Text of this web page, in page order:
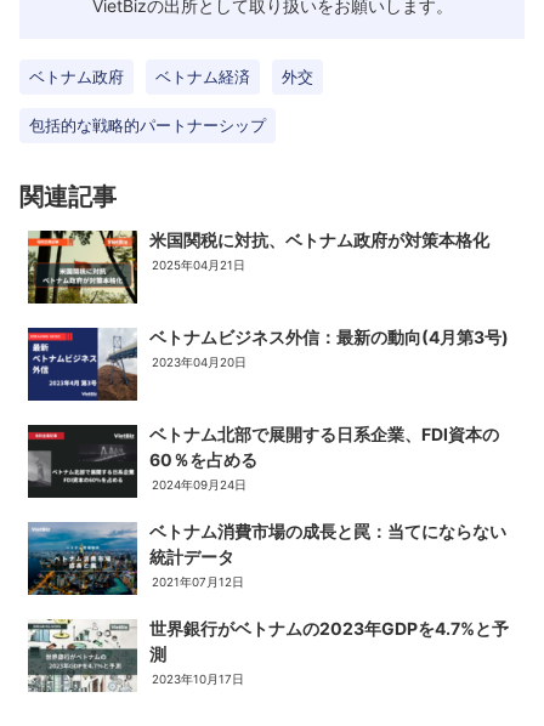
VietBizの出所として取り扱いをお願いします。
ベトナム政府 ベトナム経済 外交
包括的な戦略的パートナーシップ
関連記事
米国関税に対抗、ベトナム政府が対策本格化
2025年04月21日
ベトナムビジネス外信：最新の動向(4月第3号)
2023年04月20日
ベトナム北部で展開する日系企業、FDI資本の
60％を占める
2024年09月24日
ベトナム消費市場の成長と罠：当てにならない
統計データ
2021年07月12日
世界銀行がベトナムの2023年GDPを4.7%と予
測
2023年10月17日